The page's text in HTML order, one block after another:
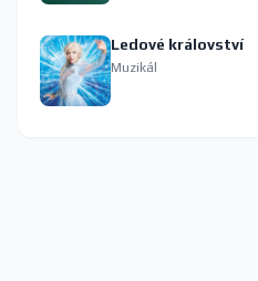
Ledové království
Muzikál